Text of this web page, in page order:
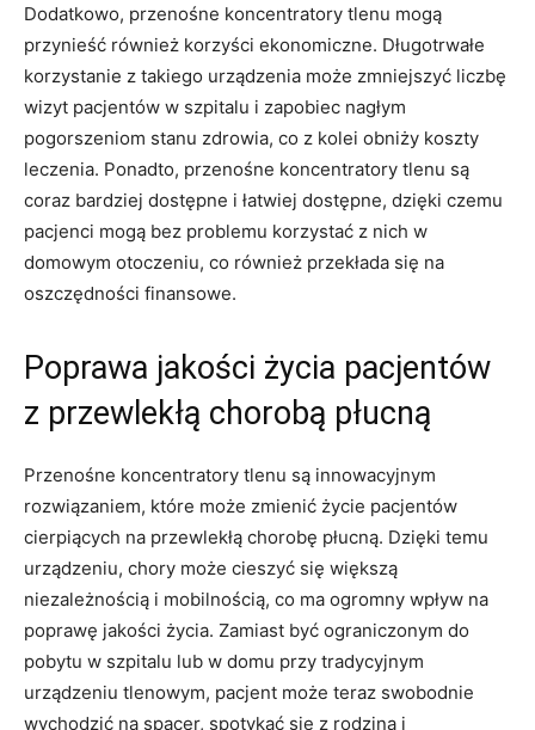
Dodatkowo,⁣ przenośne koncentratory ​tlenu mogą
przynieść ⁤również korzyści ekonomiczne. Długotrwałe
korzystanie z takiego‍ urządzenia⁤ może‌ zmniejszyć liczbę
‌wizyt‌ pacjentów w szpitalu ⁣i zapobiec nagłym
pogorszeniom⁣ stanu zdrowia, ‌co z kolei obniży ‌koszty
leczenia. Ponadto,⁣ przenośne ⁤koncentratory ‌tlenu są
coraz bardziej dostępne ⁢i‌ łatwiej dostępne, dzięki czemu
pacjenci mogą bez⁤ problemu korzystać z nich‍ w⁤
domowym otoczeniu, ‍co również przekłada się na‍
oszczędności finansowe.
Poprawa jakości życia‌ pacjentów
z przewlekłą‍ chorobą płucną
Przenośne koncentratory ‍tlenu są innowacyjnym
rozwiązaniem, ⁤które‌ może zmienić życie pacjentów⁣
cierpiących na przewlekłą chorobę płucną. ⁢Dzięki temu
urządzeniu,​ chory może ‌cieszyć się większą‌
niezależnością i mobilnością, co ‍ma ​ogromny wpływ na
poprawę jakości życia.‌ Zamiast⁤ być ograniczonym do
⁤pobytu w‍ szpitalu lub w domu​ przy tradycyjnym
urządzeniu tlenowym, pacjent może teraz swobodnie
wychodzić na⁤ spacer,⁢ spotykać się z rodziną i